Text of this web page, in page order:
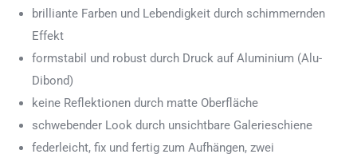
brilliante Farben und Lebendigkeit durch schimmernden
Effekt
formstabil und robust durch Druck auf Aluminium (Alu-
Dibond)
keine Reflektionen durch matte Oberfläche
schwebender Look durch unsichtbare Galerieschiene
federleicht, fix und fertig zum Aufhängen, zwei